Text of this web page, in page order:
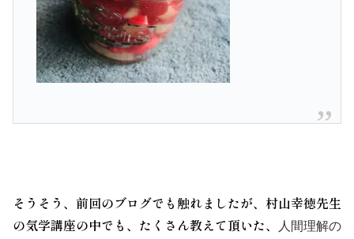
そうそう、前回のブログでも触れましたが、 村山幸徳先生
の気学講座の中でも、たくさん教えて頂いた、
人間理解の